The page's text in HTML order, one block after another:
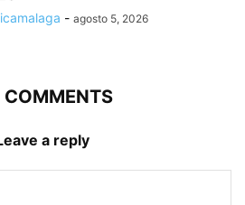
- agosto 5, 2026
COMMENTS
a reply